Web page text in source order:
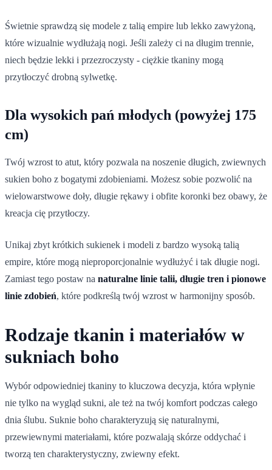
Świetnie sprawdzą się modele z talią empire lub lekko zawyżoną,
które wizualnie wydłużają nogi. Jeśli zależy ci na długim trennie,
niech będzie lekki i przezroczysty - ciężkie tkaniny mogą
przytłoczyć drobną sylwetkę.
Dla wysokich pań młodych (powyżej 175
cm)
Twój wzrost to atut, który pozwala na noszenie długich, zwiewnych
sukien boho z bogatymi zdobieniami. Możesz sobie pozwolić na
wielowarstwowe doły, długie rękawy i obfite koronki bez obawy, że
kreacja cię przytłoczy.
Unikaj zbyt krótkich sukienek i modeli z bardzo wysoką talią
empire, które mogą nieproporcjonalnie wydłużyć i tak długie nogi.
Zamiast tego postaw na naturalne linie talii, długie tren i pionowe
linie zdobień, które podkreślą twój wzrost w harmonijny sposób.
Rodzaje tkanin i materiałów w
sukniach boho
Wybór odpowiedniej tkaniny to kluczowa decyzja, która wpłynie
nie tylko na wygląd sukni, ale też na twój komfort podczas całego
dnia ślubu. Suknie boho charakteryzują się naturalnymi,
przewiewnymi materiałami, które pozwalają skórze oddychać i
tworzą ten charakterystyczny, zwiewny efekt.